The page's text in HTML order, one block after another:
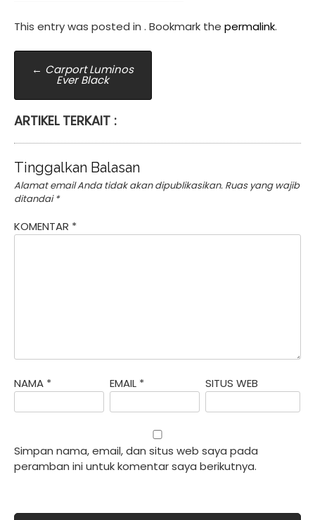
This entry was posted in . Bookmark the permalink.
Post
navigation
← Carport Luminos
Ever Black
ARTIKEL TERKAIT :
Tinggalkan Balasan
Alamat email Anda tidak akan dipublikasikan. Ruas yang wajib
ditandai*
KOMENTAR *
NAMA * EMAIL * SITUS WEB
Simpan nama, email, dan situs web saya pada
peramban ini untuk komentar saya berikutnya.